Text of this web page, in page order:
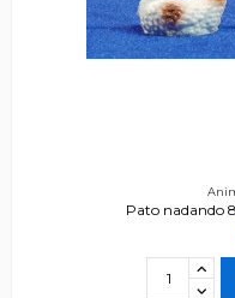
Pato nadando